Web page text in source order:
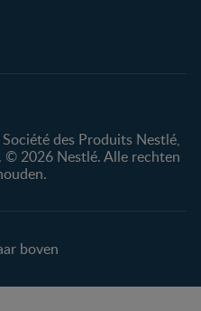
des Produits Nestlé,
© 2026 Nestlé. Alle rechten
boven